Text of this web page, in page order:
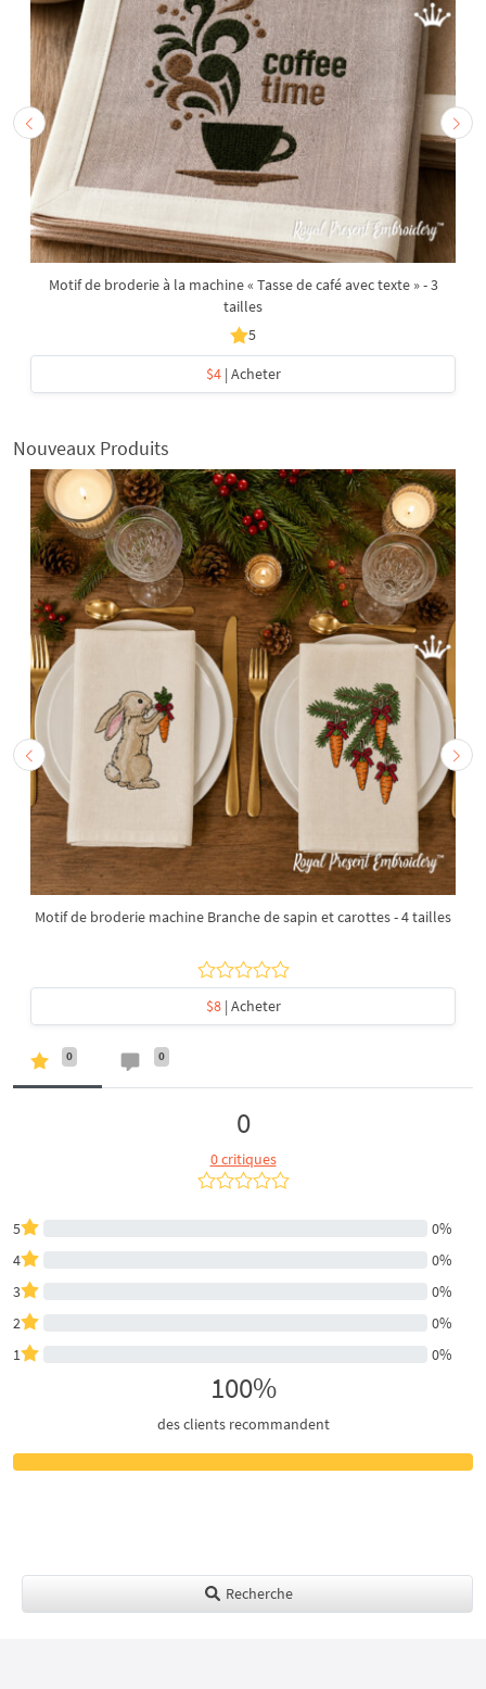
Motif de broderie à la machine « Tasse de café avec texte » - 3
tailles
5
$4| Acheter
Nouveaux Produits
Motif de broderie machine Branche de sapin et carottes - 4 tailles
$8| Acheter
0 0
0
0 critiques
5
0%
4
0%
3
0%
2
0%
1
0%
100%
des clients recommandent
Recherche